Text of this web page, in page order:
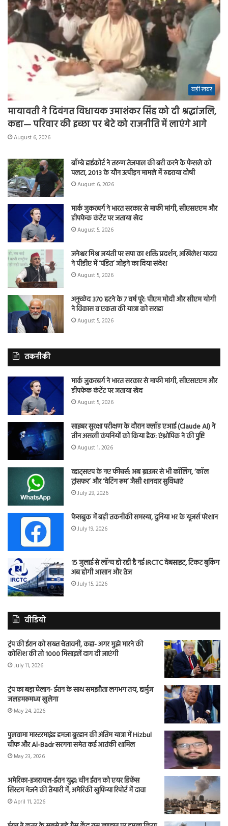
बड़ी खबर
मायावती ने दिवंगत विधायक उमाशंकर सिंह को दी श्रद्धांजलि,
कहा— परिवार की इच्छा पर बेटे को राजनीति में लाएंगे आगे
August 6, 2026
बॉम्बे हाईकोर्ट ने तरुण तेजपाल की बरी करने के फैसले को
पलटा, 2013 के यौन उत्पीड़न मामले में ठहराया दोषी
August 6, 2026
मार्क जुकरबर्ग ने भारत सरकार से माफी मांगी, सीएसएएम और
डीपफेक कंटेंट पर जताया खेद
August 5, 2026
जनेश्वर मिश्र जयंती पर सपा का शक्ति प्रदर्शन, अखिलेश यादव
ने पीडीए में ‘पंडित’ जोड़ने का दिया संदेश
August 5, 2026
अनुच्छेद 370 हटने के 7 वर्ष पूरे: पीएम मोदी और सीएम योगी
ने विकास व एकता की यात्रा को सराहा
August 5, 2026
तकनीकी
मार्क जुकरबर्ग ने भारत सरकार से माफी मांगी, सीएसएएम और
डीपफेक कंटेंट पर जताया खेद
August 5, 2026
साइबर सुरक्षा परीक्षण के दौरान क्लॉड एआई (Claude AI) ने
तीन असली कंपनियों को किया हैक: एंथ्रोपिक ने की पुष्टि
August 1, 2026
व्हाट्सएप के नए फीचर्स: अब ब्राउजर से भी कॉलिंग, ‘कॉल
ट्रांसफर’ और ‘वेटिंग रूम’ जैसी शानदार सुविधाएं
July 29, 2026
फेसबुक में बड़ी तकनीकी समस्या, दुनिया भर के यूजर्स परेशान
July 19, 2026
15 जुलाई से लॉन्च हो रही है नई IRCTC वेबसाइट, टिकट बुकिंग
अब होगी आसान और तेज
July 15, 2026
वीडियो
ट्रंप की ईरान को सख्त चेतावनी, कहा- अगर मुझे मारने की
कोशिश की तो 1000 मिसाइलें दाग दी जाएंगी
July 11, 2026
ट्रंप का बड़ा ऐलान- ईरान के साथ समझौता लगभग तय, हार्मुज
जलडमरूमध्य खुलेगा
May 24, 2026
पुलवामा मास्टरमाइंड हमजा बुरहान की अंतिम यात्रा में Hizbul
चीफ और Al-Badr सरगना समेत कई आतंकी शामिल
May 23, 2026
अमेरिका-इजरायल-ईरान युद्ध: चीन ईरान को एयर डिफेंस
सिस्टम भेजने की तैयारी में, अमेरिकी खुफिया रिपोर्ट में दावा
April 11, 2026